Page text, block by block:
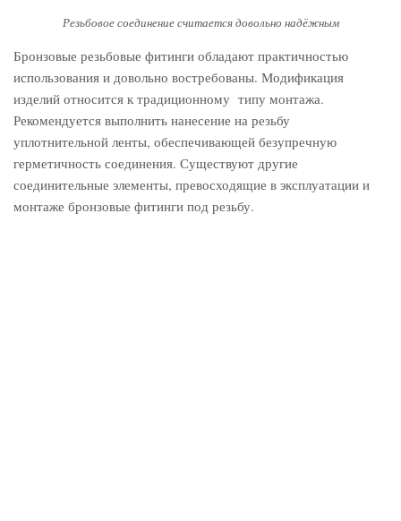
Резьбовое соединение считается довольно надёжным
Бронзовые резьбовые фитинги обладают практичностью
использования и довольно востребованы. Модификация
изделий относится к традиционному типу монтажа.
Рекомендуется выполнить нанесение на резьбу
уплотнительной ленты, обеспечивающей безупречную
герметичность соединения. Существуют другие
соединительные элементы, превосходящие в эксплуатации и
монтаже бронзовые фитинги под резьбу.